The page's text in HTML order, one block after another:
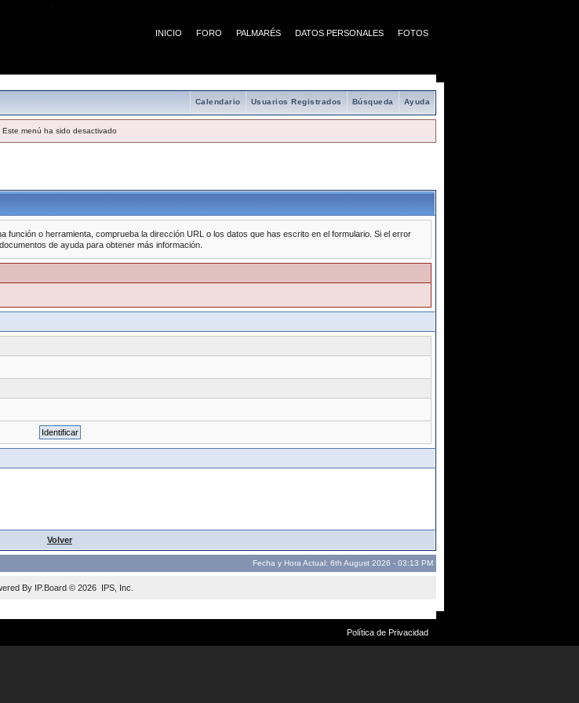
INICIO FORO PALMARÉS DATOS PERSONALES FOTOS
Ayuda
Búsqueda
Usuarios Registrados
Calendario
Este menú ha sido desactivado
función o herramienta, comprueba la dirección URL o los datos que has escrito en el formulario. Si el error
de ayuda para obtener más información.
Volver
Fecha y Hora Actual: 6th August 2026 - 03:13 PM
By IP.Board © 2026 IPS, Inc
Política de Privacidad